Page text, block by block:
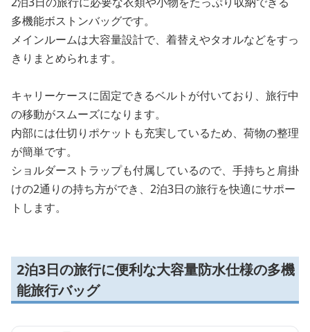
多機能ボストンバッグです。
メインルームは大容量設計で、着替えやタオルなどをすっ
きりまとめられます。
キャリーケースに固定できるベルトが付いており、旅行中
の移動がスムーズになります。
内部には仕切りポケットも充実しているため、荷物の整理
が簡単です。
ショルダーストラップも付属しているので、手持ちと肩掛
けの2通りの持ち方ができ、2泊3日の旅行を快適にサポー
トします。
2泊3日の旅行に便利な大容量防水仕様の多機
能旅行バッグ